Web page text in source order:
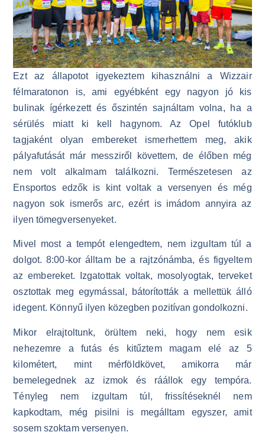
Ezt az állapotot igyekeztem kihasználni a Wizzair
félmaratonon is, ami egyébként egy nagyon jó kis
bulinak ígérkezett és őszintén sajnáltam volna, ha a
sérülés miatt ki kell hagynom. Az Opel futóklub
tagjaként olyan embereket ismerhettem meg, akik
pályafutását már messziről követtem, de élőben még
nem volt alkalmam találkozni. Természetesen az
Ensportos edzők is kint voltak a versenyen és még
nagyon sok ismerős arc, ezért is imádom annyira az
ilyen tömegversenyeket.
Mivel most a tempót elengedtem, nem izgultam túl a
dolgot. 8:00-kor álltam be a rajtzónámba, és figyeltem
az embereket. Izgatottak voltak, mosolyogtak, terveket
osztottak meg egymással, bátorították a mellettük álló
idegent. Könnyű ilyen közegben pozitívan gondolkozni.
Mikor elrajtoltunk, örültem neki, hogy nem esik
nehezemre a futás és kitűztem magam elé az 5
kilométert, mint mérföldkövet, amikorra már
bemelegednek az izmok és ráállok egy tempóra.
Tényleg nem izgultam túl, frissítéseknél nem
kapkodtam, még pisilni is megálltam egyszer, amit
sosem szoktam versenyen.